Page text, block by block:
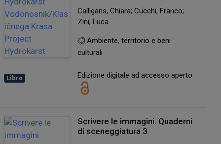
Libro
Calligaris, Chiara; Cucchi, Franco;
Zini, Luca
Ambiente, territorio e beni
culturali
Edizione digitale ad accesso aperto
Scrivere le immagini. Quaderni
di sceneggiatura 3